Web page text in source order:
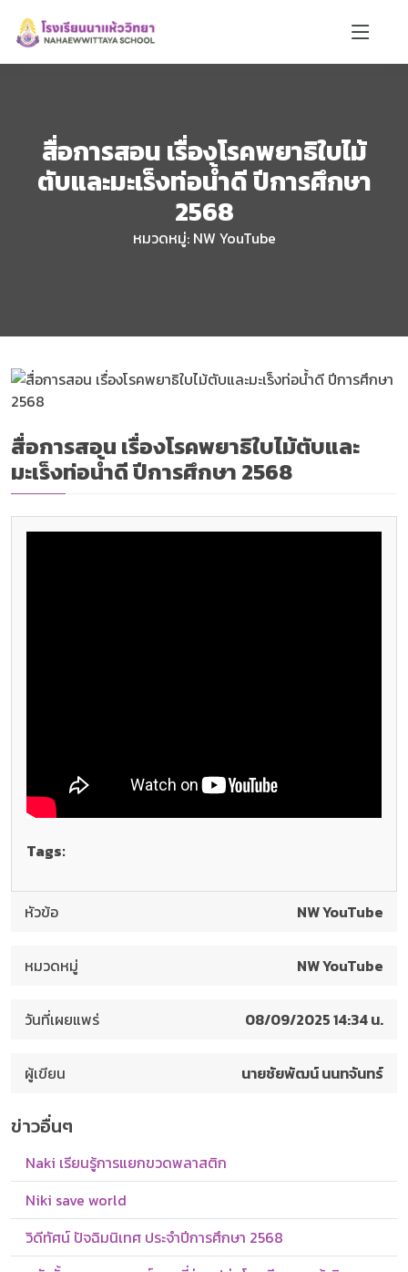
สื่อการสอน เรื่องโรคพยาธิใบไม้
ตับและมะเร็งท่อน้ำดี ปีการศึกษา
2568
หมวดหมู่: NW YouTube
สื่อการสอน เรื่องโรคพยาธิใบไม้ตับและ
มะเร็งท่อน้ำดี ปีการศึกษา 2568
Tags:
หัวข้อ NW YouTube
หมวดหมู่ NW YouTube
วันที่เผยแพร่ 08/09/2025 14:34 น.
ผู้เขียน นายชัยพัฒน์ นนทจันทร์
ข่าวอื่นๆ
Naki เรียนรู้การแยกขวดพลาสติก
Niki save world
วิดีทัศน์ ปัจฉิมนิเทศ ประจำปีการศึกษา 2568
น้องตาหวาน 🌸
ออนไลน์
📝 📚
สวัสดีค่ะ! ตาหวานยินดีต้อนรับ 🌸
ตาหวานพร้อมช่วยเหลือทุกคนค่ะ 💜